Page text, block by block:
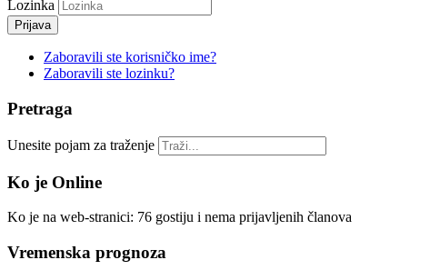
Lozinka
Prijava
Zaboravili ste korisničko ime?
Zaboravili ste lozinku?
Pretraga
Unesite pojam za traženje
Ko je Online
Ko je na web-stranici: 76 gostiju i nema prijavljenih članova
Vremenska prognoza